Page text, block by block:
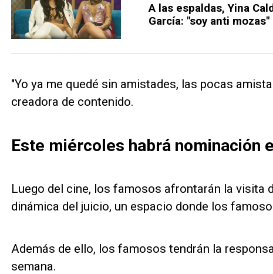
A las espaldas, Yina
García: "soy anti mozas"
"Yo ya me quedé sin amistades, las pocas
creadora de contenido.
Este miércoles habrá nominación
Luego del cine, los famosos afrontarán la visita
dinámica del juicio, un espacio donde los
Además de ello, los famosos tendrán la
semana.